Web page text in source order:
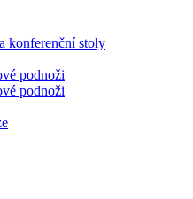
konferenční stoly
podnoži
podnoži